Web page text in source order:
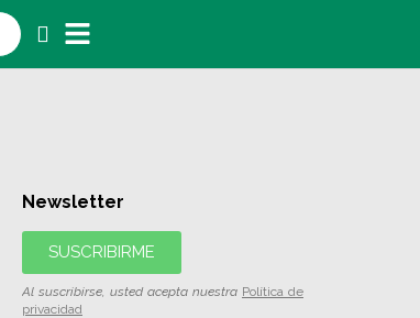
Newsletter
SUSCRIBIRME
Al suscribirse, usted acepta nuestra Política de
privacidad